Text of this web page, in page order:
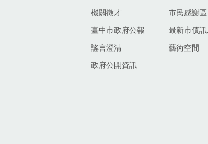
機關徵才
臺中市政府公報
謠言澄清
政府公開資訊
市民感謝區
最新市債訊
藝術空間